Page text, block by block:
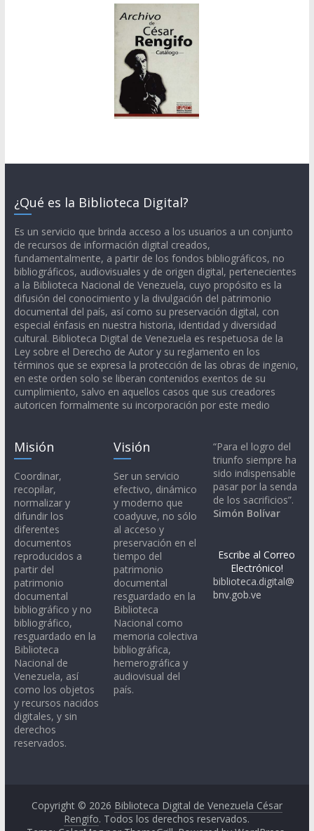
¿Qué es la Biblioteca Digital?
Es un servicio que brinda acceso a los usuarios a un conjunto
de recursos de información digital creados,
fundamentalmente, a partir de los fondos bibliográficos, no
bibliográficos, audiovisuales y de origen digital, pertenecientes
a la Biblioteca Nacional de Venezuela, cuyo propósito es la
difusión del conocimiento y la divulgación del patrimonio
documental del país, así como su preservación digital, con
especial énfasis en nuestra historia, identidad y diversidad
cultural. Biblioteca Digital de Venezuela es respetuosa de la
Ley sobre el Derecho de Autor y su reglamento en los
términos que se expresa la protección de las obras de ingenio,
en este orden solo se liberan contenidos exentos de su
cumplimiento, salvo en aquellos casos que sus creadores
autoricen formalmente su incorporación por este medio
Misión
Coordinar,
recopilar,
normalizar y
difundir los
diferentes
documentos
reproducidos a
partir del
patrimonio
documental
bibliográfico y no
bibliográfico,
resguardado en la
Biblioteca
Nacional de
Venezuela, así
como los objetos
y recursos nacidos
digitales, y sin
derechos
reservados.
Visión
Ser un servicio
efectivo, dinámico
y moderno que
coadyuve, no sólo
al acceso y
preservación en el
tiempo del
patrimonio
documental
resguardado en la
Biblioteca
Nacional como
memoria colectiva
bibliográfica,
hemerográfica y
audiovisual del
país.
“Para el logro del
triunfo siempre ha
sido indispensable
pasar por la senda
de los sacrificios”.
Simón Bolívar
Escribe al Correo
Electrónico!
biblioteca.digital@
bnv.gob.ve
Copyright © 2026 Biblioteca Digital de Venezuela César
Rengifo. Todos los derechos reservados.